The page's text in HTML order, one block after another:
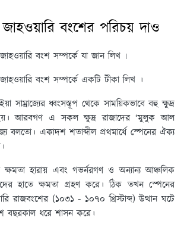
বংশের পরিচয় দাও
বংশ সম্পর্কে যা জান লিখ ৷
বংশ সম্পর্কে একটি টীকা লিখ ।
সাম্রাজ্যের ধ্বংসস্তূপ থেকে সাময়িকভাবে বহু ক্ষুদ্র
হয়। আরবগণ এ সকল ক্ষুদ্র রাজাদের ‘মুলুক আল
বলতো। একাদশ শতাব্দীল প্রথমার্ধে স্পেনের ঐক্য
ক্ষমতা হারায় এবং গভর্নরগণ ও অন্যান্য আঞ্চলিক
হাতে ক্ষমতা গ্রহণ করে। ঠিক তখন স্পেনের
রাজবংশের (১০৩১ - ১০৭০ খ্রিস্টাব্দ) উত্থান ঘটে
বছরকাল ধরে শাসন করে।